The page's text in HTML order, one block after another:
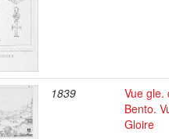
1839
Vue gle.
Bento.
Gloire